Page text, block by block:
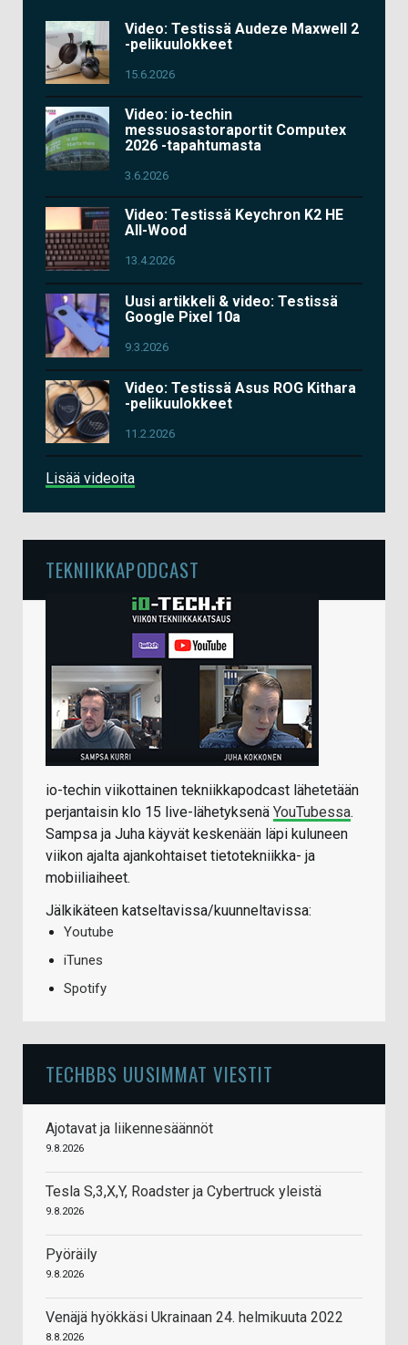
Video: Testissä Audeze Maxwell 2
-pelikuulokkeet
15.6.2026
Video: io-techin
messuosastoraportit Computex
2026 -tapahtumasta
3.6.2026
Video: Testissä Keychron K2 HE
All-Wood
13.4.2026
Uusi artikkeli & video: Testissä
Google Pixel 10a
9.3.2026
Video: Testissä Asus ROG Kithara
-pelikuulokkeet
11.2.2026
Lisää videoita
TEKNIIKKAPODCAST
io-techin viikottainen tekniikkapodcast lähetetään
perjantaisin klo 15 live-lähetyksenä YouTubessa.
Sampsa ja Juha käyvät keskenään läpi kuluneen
viikon ajalta ajankohtaiset tietotekniikka- ja
mobiiliaiheet.
Jälkikäteen katseltavissa/kuunneltavissa:
Youtube
iTunes
Spotify
TECHBBS UUSIMMAT VIESTIT
Ajotavat ja liikennesäännöt
9.8.2026
Tesla S,3,X,Y, Roadster ja Cybertruck yleistä
9.8.2026
Pyöräily
9.8.2026
Venäjä hyökkäsi Ukrainaan 24. helmikuuta 2022
8.8.2026